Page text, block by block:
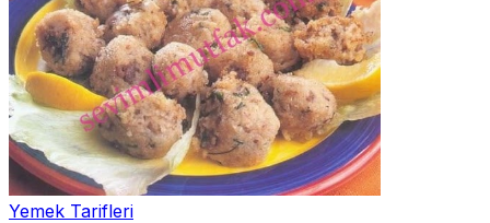
Yemek Tarifleri